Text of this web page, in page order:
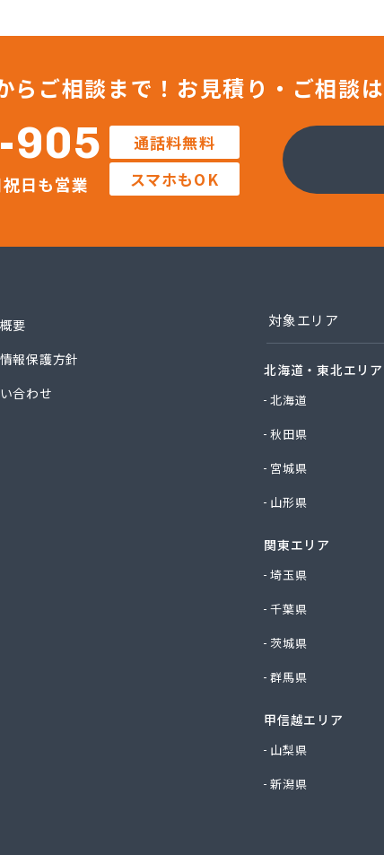
伊丹産業株式会社 セルフ京都南エコステーション
株式会社ガストピア
株式会社ガストピア
株式会社キョウプロ
株式会社キョウプロ 京都支店
株式会社キョウプロ 城陽支店
株式会社サンワガス工業
株式会社宮野商事
株式会社宮野商事
株式会社宮野商事 大原配送センター
京都府LPガス協会（一般社団法人） 保安センター北部支所
らご相談まで！ お見積り・ご相談は
905
日も営業
通話料無料
スマホもOK
要
報保護方針
合わせ
対象エリア
北海道・東北エリア
北海道
秋田県
宮城県
山形県
関東エリア
埼玉県
千葉県
茨城県
群馬県
甲信越エリア
山梨県
新潟県